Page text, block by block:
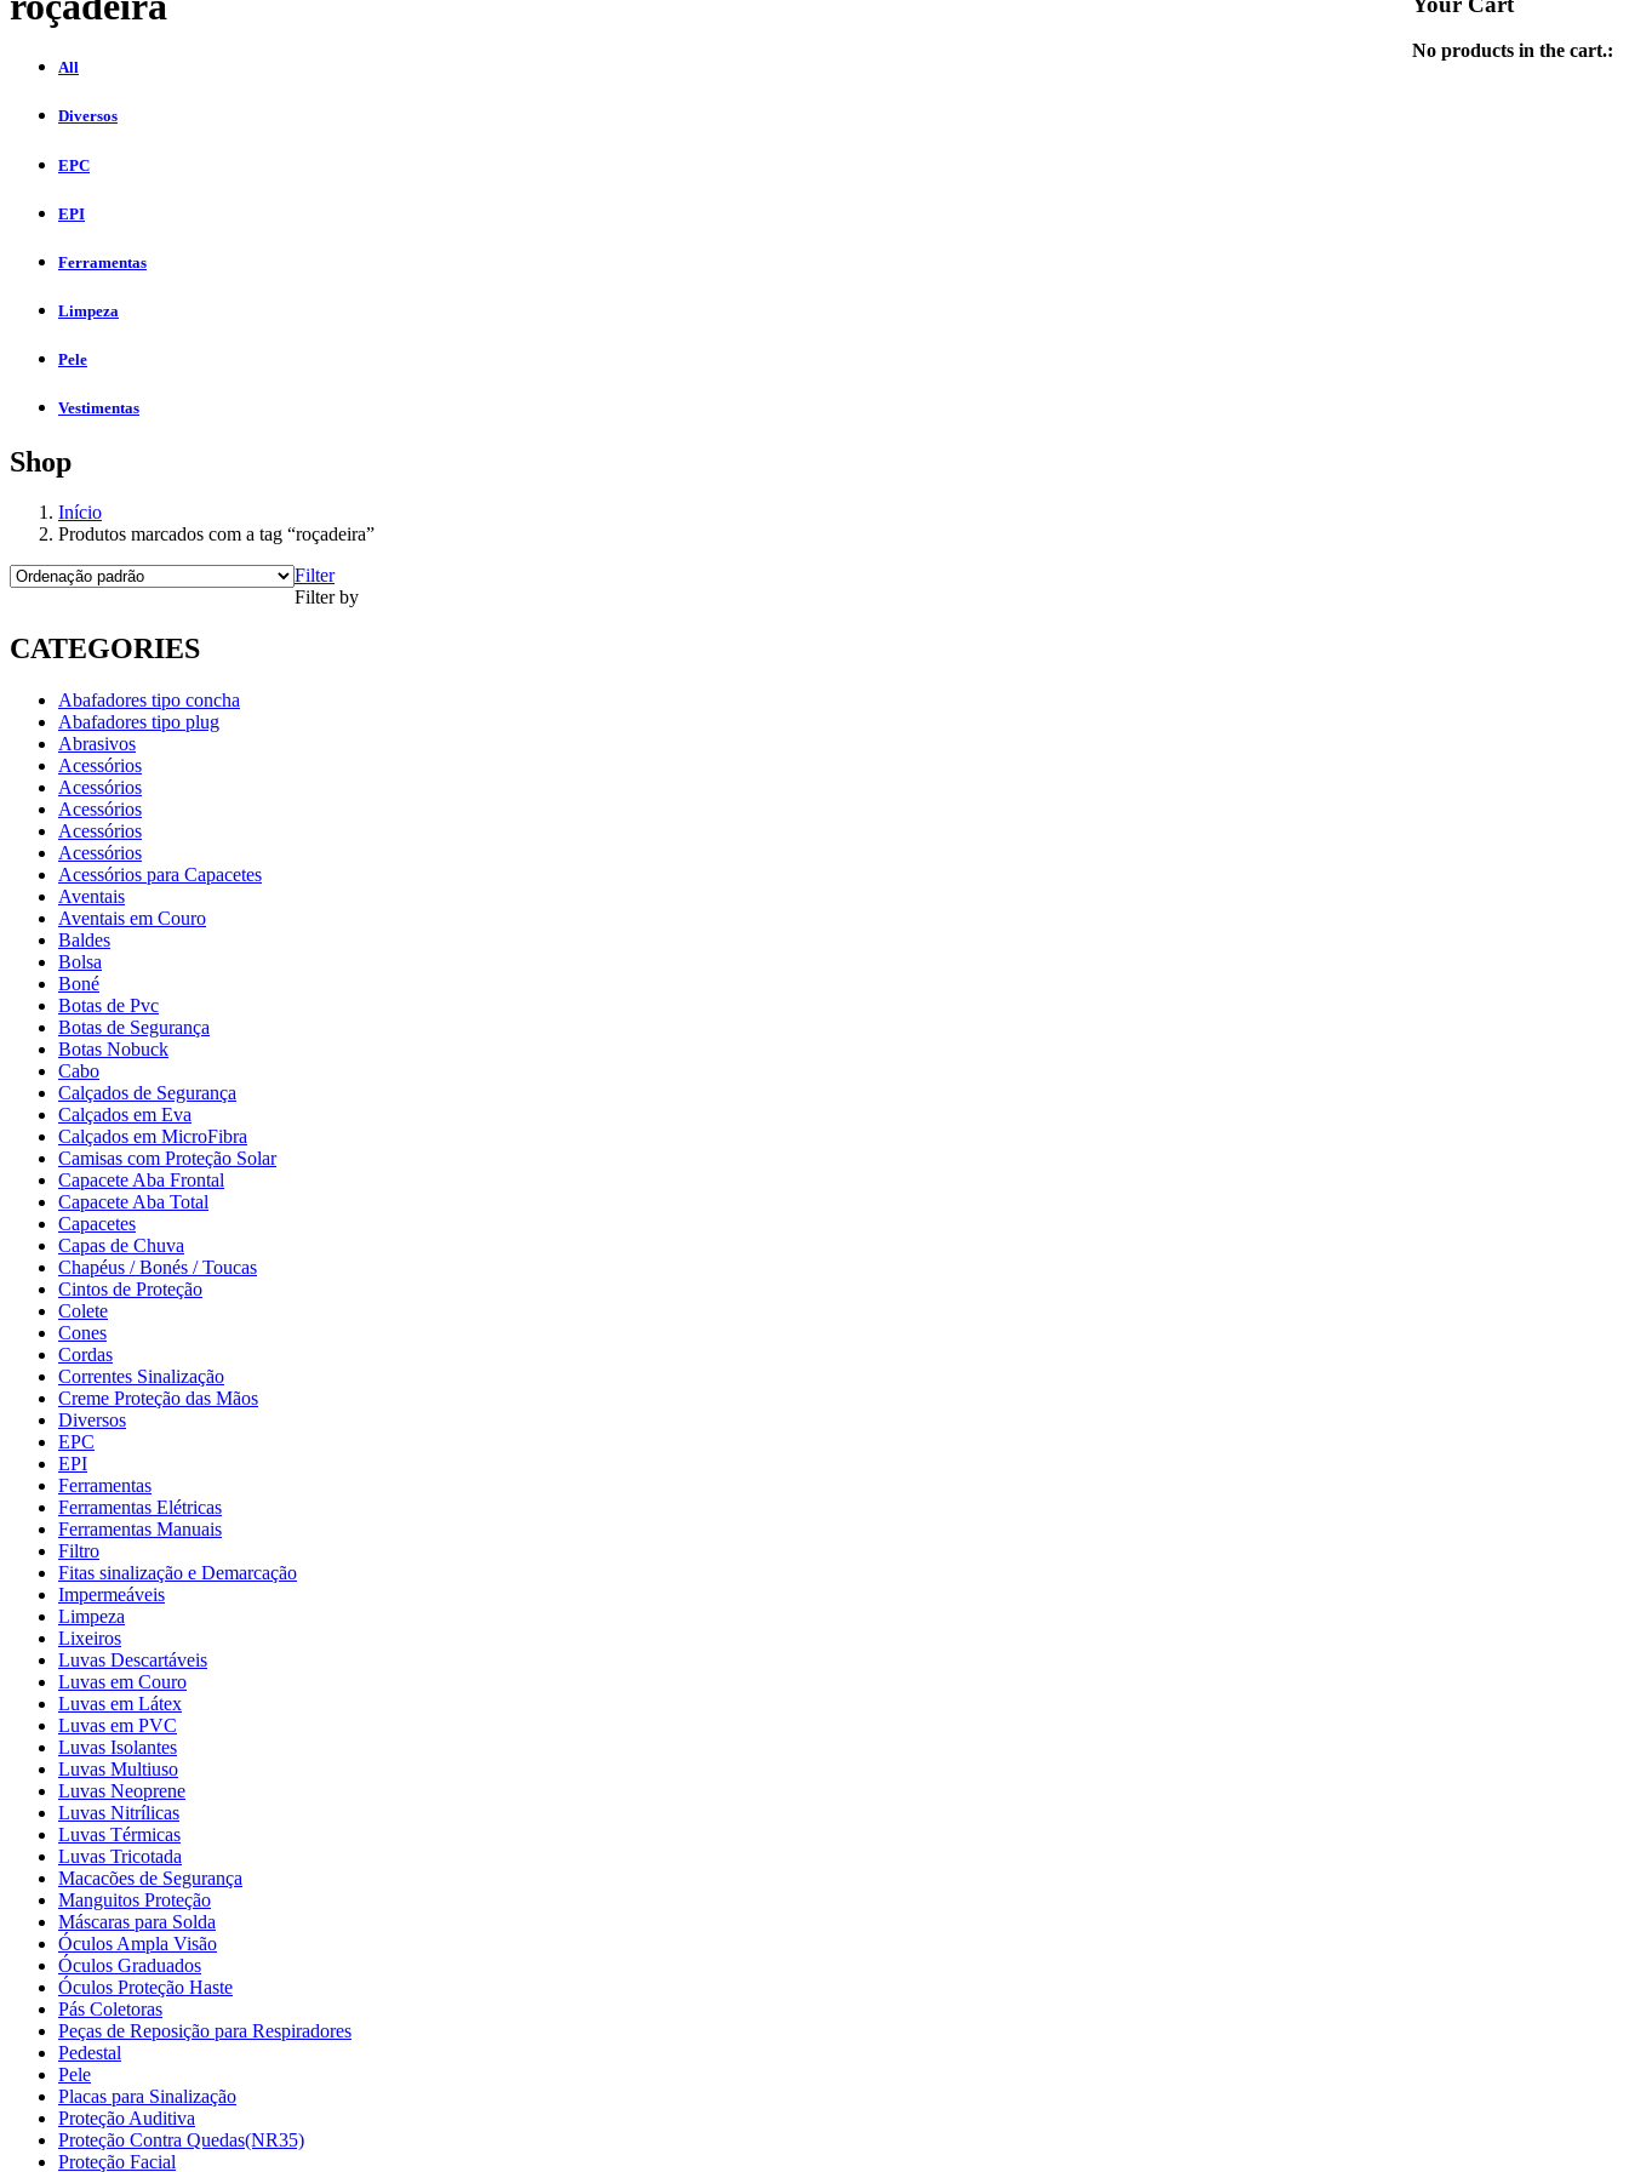
No products in the cart.:
All
Diversos
EPC
EPI
Ferramentas
Limpeza
Pele
Vestimentas
Shop
Início
Produtos marcados com a tag “roçadeira”
Filter
Filter by
CATEGORIES
Abafadores tipo concha
Abafadores tipo plug
Abrasivos
Acessórios
Acessórios
Acessórios
Acessórios
Acessórios
Acessórios para Capacetes
Aventais
Aventais em Couro
Baldes
Bolsa
Boné
Botas de Pvc
Botas de Segurança
Botas Nobuck
Cabo
Calçados de Segurança
Calçados em Eva
Calçados em MicroFibra
Camisas com Proteção Solar
Capacete Aba Frontal
Capacete Aba Total
Capacetes
Capas de Chuva
Chapéus / Bonés / Toucas
Cintos de Proteção
Colete
Cones
Cordas
Correntes Sinalização
Creme Proteção das Mãos
Diversos
EPC
EPI
Ferramentas
Ferramentas Elétricas
Ferramentas Manuais
Filtro
Fitas sinalização e Demarcação
Impermeáveis
Limpeza
Lixeiros
Luvas Descartáveis
Luvas em Couro
Luvas em Látex
Luvas em PVC
Luvas Isolantes
Luvas Multiuso
Luvas Neoprene
Luvas Nitrílicas
Luvas Térmicas
Luvas Tricotada
Macacões de Segurança
Manguitos Proteção
Máscaras para Solda
Óculos Ampla Visão
Óculos Graduados
Óculos Proteção Haste
Pás Coletoras
Peças de Reposição para Respiradores
Pedestal
Pele
Placas para Sinalização
Proteção Auditiva
Proteção Contra Quedas(NR35)
Proteção Facial